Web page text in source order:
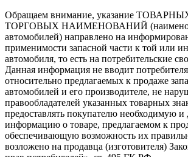
Обращаем внимание, указание
ТОРГОВЫХ НАИМЕНОВАНИЙ
автомобилей) направлено на
применимости запасной части к той или
автомобиля, то есть на потребительские
Данная информация не вводит
относительно предлагаемых к продаже
автомобилей и его производителе, не
правообладателей указанных товарных
предоставлять покупателю необходимую и
информацию о товаре, предлагаемом к
обеспечивающую возможность их
возложено на продавца (изготовителя)